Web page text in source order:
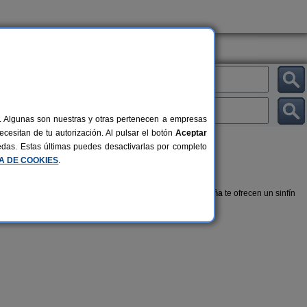
familia o amigos, las viviendas turísticas en Cataluñate ofrecen un sinfín
selección de
son nuestras y otras pertenecen a empresas
de tu autorización. Al pulsar el botón Aceptar
Estas últimas puedes desactivarlas por completo
DE COOKIES.